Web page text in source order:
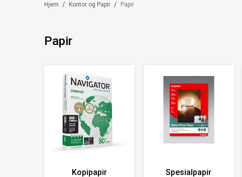
/
Hjem /
Kontor og Papir Papir
Papir
Kopipapir Spesialpapir